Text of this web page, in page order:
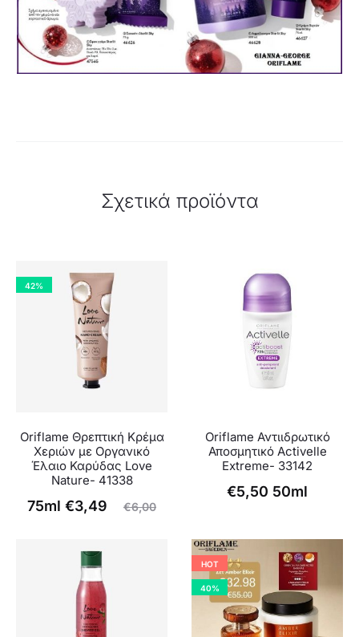
Σχετικά προϊόντα
42%
Oriflame Θρεπτική Κρέμα
Χεριών με Οργανικό
Έλαιο Καρύδας Love
Nature- 41338
€6,00
Original
was:
€6,00.
€3,49
Η
75ml
Oriflame Αντιιδρωτικό
Αποσμητικό Activelle
Extreme- 33142
€5,50 50ml
HOT
40%